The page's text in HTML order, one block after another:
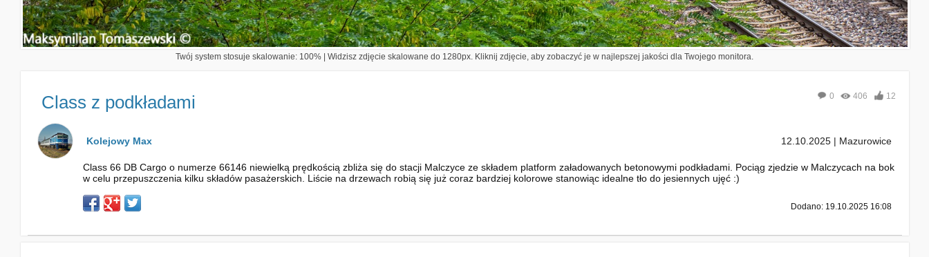
Twój system stosuje skalowanie: 100% | Widzisz zdjęcie skalowane do 1280px. Kliknij zdjęcie, aby zobaczyć je w najlepszej jakości dla Twojego monitora.
Class z podkładami 0 406 12
Kolejowy Max 12.10.2025 | Mazurowice
Class 66 DB Cargo o numerze 66146 niewielką prędkością zbliża się do stacji Malczyce ze składem platform załadowanych betonowymi podkładami. Pociąg zjedzie w Malczycach na bok
w celu przepuszczenia kilku składów pasażerskich. Liście na drzewach robią się już coraz bardziej kolorowe stanowiąc idealne tło do jesiennych ujęć :)
Dodano: 19.10.2025 16:08